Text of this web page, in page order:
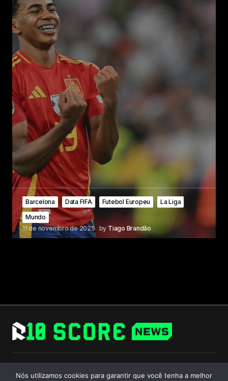
Barcelona Data FIFA Futebol Europeu
La Liga
Mundo
11 de novembro de 2025 by Tiago Brandão
Follow Us
Nós utilizamos cookies para garantir que você tenha a melhor